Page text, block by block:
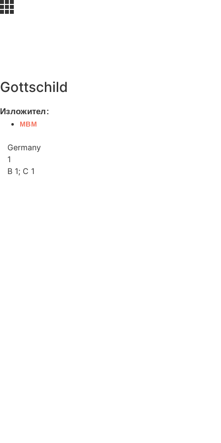
Gottschild
Изложител:
MBM
Germany
1
B 1; C 1